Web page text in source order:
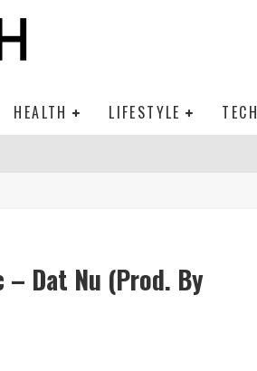
HEALTH LIFESTYLE TECH
– Dat Nu (Prod. By